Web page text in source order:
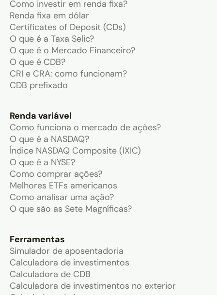
Como investir em renda fixa?
Renda fixa em dólar
Certificates of Deposit (CDs)
O que é a Taxa Selic?
O que é o Mercado Financeiro?
O que é CDB?
CRI e CRA: como funcionam?
CDB prefixado
Renda variável
Como funciona o mercado de ações?
O que é a NASDAQ?
Índice NASDAQ Composite (IXIC)
O que é a NYSE?
Como comprar ações?
Melhores ETFs americanos
Como analisar uma ação?
O que são as Sete Magníficas?
Ferramentas
Simulador de aposentadoria
Calculadora de investimentos
Calculadora de CDB
Calculadora de investimentos no exterior